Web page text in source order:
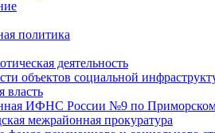
политика
деятельность
объектов социальной
власть
ИФНС России №9 по
межрайонная прокуратура